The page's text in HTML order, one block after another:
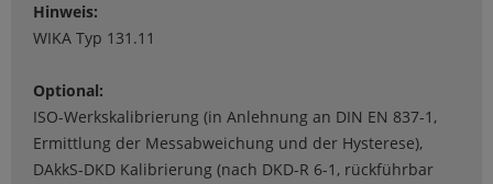
Hinweis:
WIKA Typ 131.11
Optional:
ISO-Werkskalibrierung (in Anlehnung an DIN EN 837-1,
Ermittlung der Messabweichung und der Hysterese),
DAkkS-DKD Kalibrierung (nach DKD-R 6-1, rückführbar